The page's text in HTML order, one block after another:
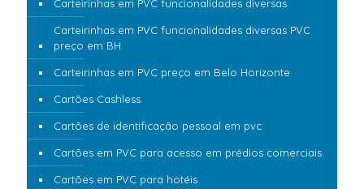
Carteirinhas em PVC funcionalidades diversas
Carteirinhas em PVC funcionalidades diversas PVC
preço em BH
Carteirinhas em PVC preço em Belo Horizonte
Cartões Cashless
Cartões de identificação pessoal em pvc
Cartões em PVC para acesso em prédios comerciais
Cartões em PVC para hotéis